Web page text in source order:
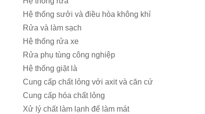
Hệ thống sưởi và điều hòa không khí
Rửa và làm sạch
Hệ thống rửa xe
Rửa phụ tùng công nghiệp
Hệ thống giặt là
Cung cấp chất lỏng với axit và căn cứ
Cung cấp hóa chất lỏng
Xử lý chất làm lạnh để làm mát